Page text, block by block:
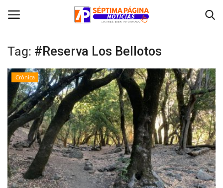
Inicio
Crónica
Policial
Tribunales
Deporte
Tag: #Reserva Los Bellotos
Crónica